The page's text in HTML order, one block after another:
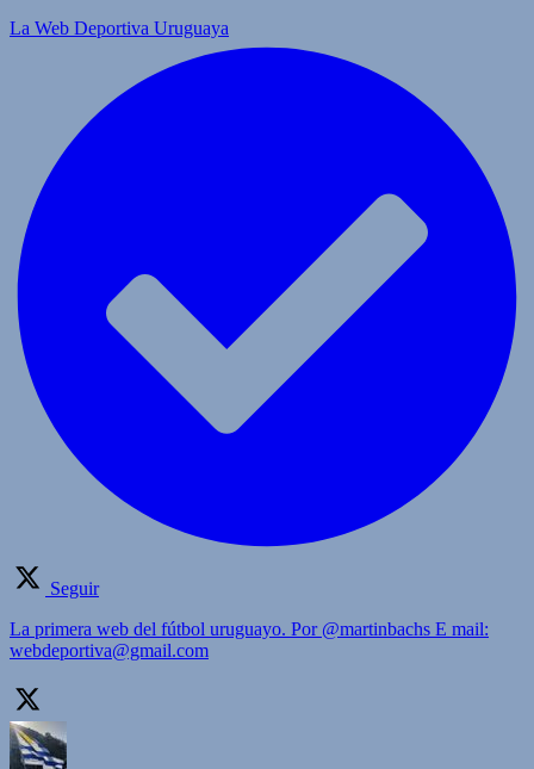
La Web Deportiva Uruguaya
Seguir
La primera web del fútbol uruguayo. Por @martinbachs E mail:
webdeportiva@gmail.com